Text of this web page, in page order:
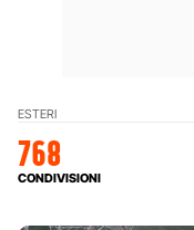
ESTERI
768
CONDIVISIONI